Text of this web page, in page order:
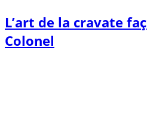
L’art de la cravate
Colonel